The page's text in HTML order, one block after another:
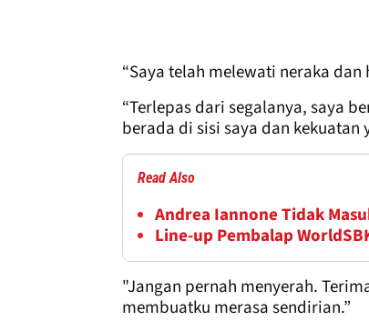
“Saya telah melewati neraka
“Terlepas dari segalanya, saya
berada di sisi saya dan
Read Also
Andrea Iannone Tidak
Line-up Pembalap
"Jangan pernah menyerah.
membuatku merasa sendirian.”